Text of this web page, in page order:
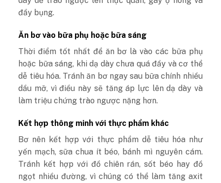
đầy bụng.
Ăn bơ vào bữa phụ hoặc bữa sáng
Thời điểm tốt nhất để ăn bơ là vào các bữa phụ
hoặc bữa sáng, khi dạ dày chưa quá đầy và cơ thể
dễ tiêu hóa. Tránh ăn bơ ngay sau bữa chính nhiều
dầu mỡ, vì điều này sẽ tăng áp lực lên dạ dày và
làm triệu chứng trào ngược nặng hơn.
Kết hợp thông minh với thực phẩm khác
Bơ nên kết hợp với thực phẩm dễ tiêu hóa như
yến mạch, sữa chua ít béo, bánh mì nguyên cám.
Tránh kết hợp với đồ chiên rán, sốt béo hay đồ
ngọt nhiều đường, vì chúng có thể làm tăng axit